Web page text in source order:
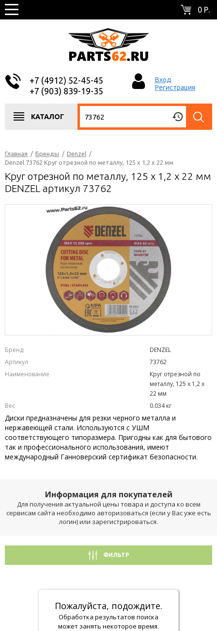
0 Р.
+7 (4912) 52-45-45
+7 (903) 839-19-35
Вход
Регистрация
КАТАЛОГ
Главная / Бренды / Denzel /
Denzel 73762 Круг отрезной по металлу, 125 х 1,2 х 22 мм
Круг отрезной по металлу, 125 х 1,2 х 22 мм
DENZEL артикул 73762
Бренд
DENZEL
Артикул
73762
Наименование
Круг отрезной по
металлу, 125 х 1,2 х
22 мм
Вес
0.034 кг
Диски предназначены для резки черного металла и
нержавеющей стали. Используются с УШМ
соответствующего типоразмера. Пригодны как для бытового
так и профессионального использования, имеют
международный Ганноверский сертификат безопасности.
Информация для покупателей
Для получения актуальной цены товара и доступа ко всем
сервисам сайта необходимо авторизоваться (если у Вас уже есть
логин) или зарегистрироваться.
ФИЛЬТР
Пожалуйста, подождите.
Обработка результатов поиска
может занять некоторое время.